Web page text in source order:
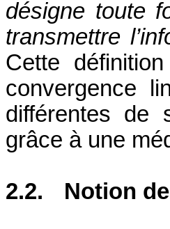
désigne toute
transmettre
Cette
convergence
différentes de
grâce à une
2.2. Notion